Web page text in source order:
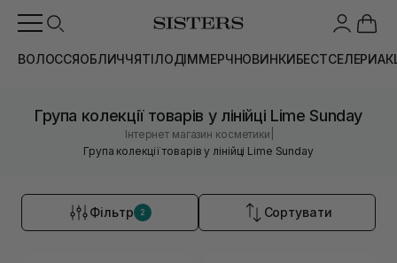
ВОЛОССЯОБЛИЧЧЯТІЛОДІММЕРЧНОВИНКИБЕСТСЕЛЕРИ
Група колекції товарів у лінійці Lime Sunday
Інтернет магазин косметики
Група колекції товарів у лінійці Lime Sunday
Фільтр 2 Сортувати